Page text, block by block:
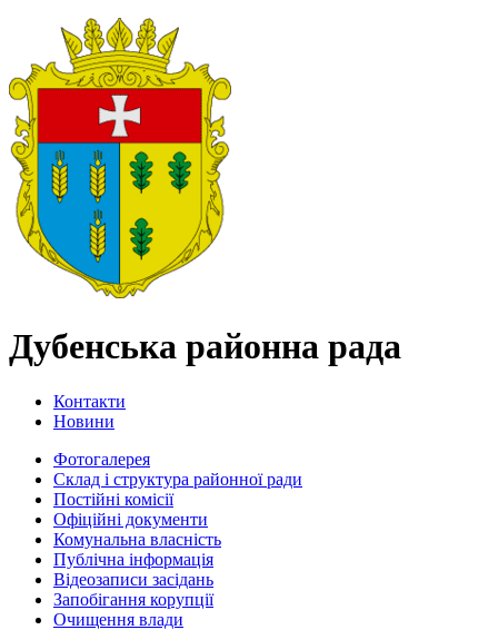
Дубенська районна рада
Контакти
Новини
Фотогалерея
Склад і структура районної ради
Постійні комісії
Офіційні документи
Комунальна власність
Публічна інформація
Відеозаписи засідань
Запобігання корупції
Очищення влади